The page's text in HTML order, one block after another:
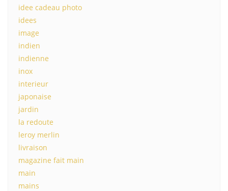
idee cadeau photo
idees
image
indien
indienne
inox
interieur
japonaise
jardin
la redoute
leroy merlin
livraison
magazine fait main
main
mains